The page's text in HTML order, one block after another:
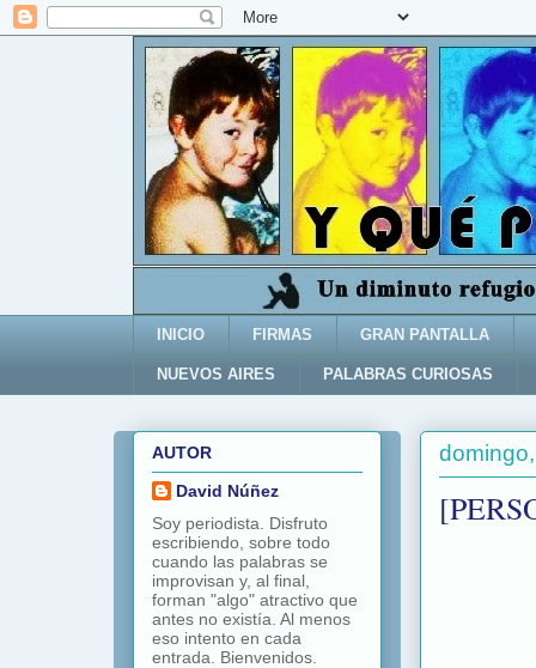
INICIO FIRMAS GRAN PANTALLA
NUEVOS AIRES PALABRAS CURIOSAS
AUTOR
David Núñez
Soy periodista. Disfruto
escribiendo, sobre todo
cuando las palabras se
improvisan y, al final,
forman "algo" atractivo que
antes no existía. Al menos
eso intento en cada
entrada. Bienvenidos.